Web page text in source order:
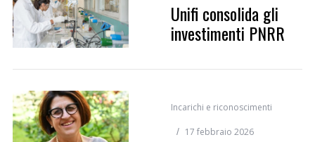
Unifi consolida gli
investimenti PNRR
Incarichi e riconoscimenti
17 febbraio 2026